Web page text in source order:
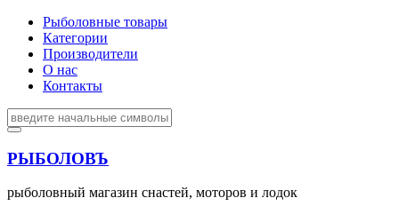
Рыболовные товары
Категории
Производители
О нас
Контакты
РЫБОЛОВЪ
рыболовный магазин снастей, моторов и лодок